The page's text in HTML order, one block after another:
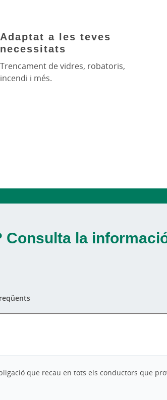
Adaptat a les teves
necessitats
Trencament de vidres, robatoris,
incendi i més.
Consulta la
que recau en tots els conductors que